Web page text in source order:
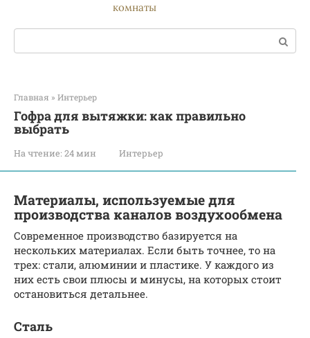
комнаты
Поиск:
Главная » Интерьер
Гофра для вытяжки: как правильно
выбрать
На чтение: 24 мин Интерьер
Материалы, используемые для
производства каналов воздухообмена
Современное производство базируется на
нескольких материалах. Если быть точнее, то на
трех: стали, алюминии и пластике. У каждого из
них есть свои плюсы и минусы, на которых стоит
остановиться детальнее.
Сталь